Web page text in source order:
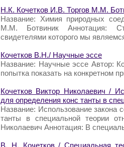
Н.К. Кочетков И.В. Торгов М.М.
Название: Химия природных
М.М. Ботвиник Аннотация:
свидетелями которого мы
Кочетков В.Н./ Научные эссе
Название: Научные эссе Автор:
попытка показать на конкретном
Кочетков Виктор Николаевич /
для определения конс танты в
Название: Использование закона
танты в специальной теории
Николаевич Аннотация: В
В. Н. Кочетков / Специальная